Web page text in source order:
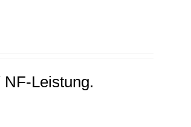
Leistung.